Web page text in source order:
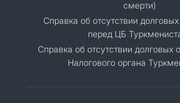
смерти)
Справка об отсутствии
перед ЦБ
Справка об отсутствии долговых
Налогового органа